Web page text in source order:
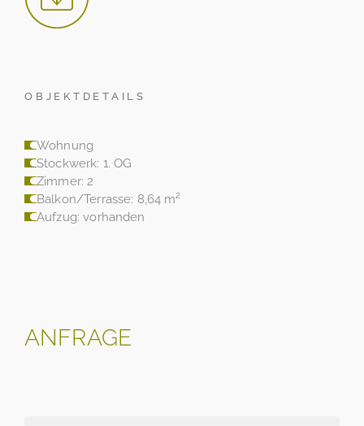
OBJEKTDETAILS
Wohnung
Stockwerk: 1. OG
Zimmer: 2
Balkon/Terrasse: 8,64 m²
Aufzug: vorhanden
ANFRAGE